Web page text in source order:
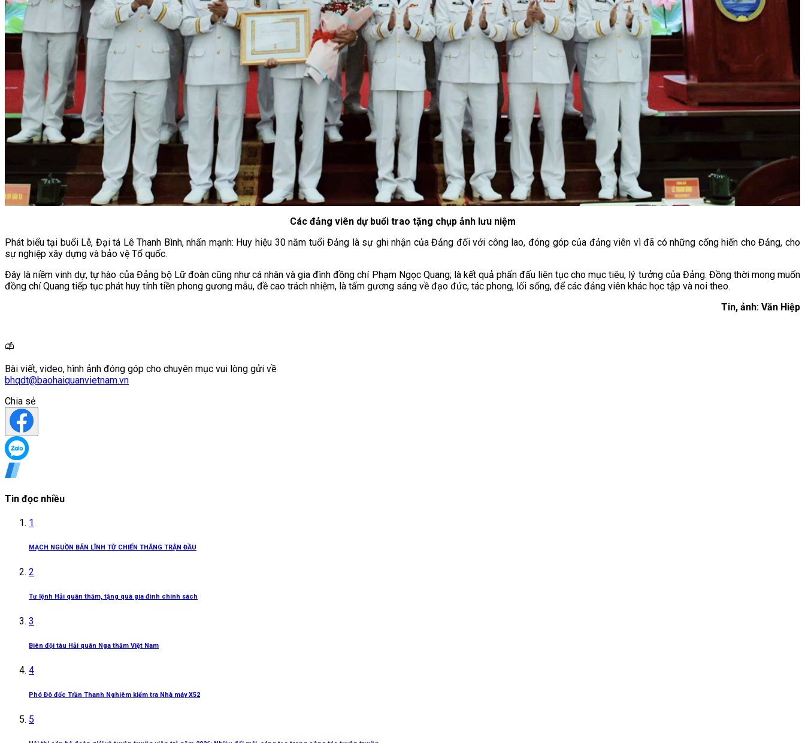
Các đảng viên dự buổi trao tặng chụp ảnh lưu niệm
Phát biểu tại buổi Lễ, Đại tá Lê Thanh Bình, nhấn mạnh: Huy hiệu 30 năm tuổi Đảng là sự ghi nhận của Đảng đối với công lao, đóng góp của đảng viên vì đã có những cống hiến cho Đảng, cho
sự nghiệp xây dựng và bảo vệ Tổ quốc.
Đây là niềm vinh dự, tự hào của Đảng bộ Lữ đoàn cũng như cá nhân và gia đình đồng chí Phạm Ngọc Quang; là kết quả phấn đấu liên tục cho mục tiêu, lý tưởng của Đảng. Đồng thời mong muốn
đồng chí Quang tiếp tục phát huy tính tiền phong gương mẫu, đề cao trách nhiệm, là tấm gương sáng về đạo đức, tác phong, lối sống, để các đảng viên khác học tập và noi theo.
Tin, ảnh: Văn Hiệp
Bài viết, video, hình ảnh đóng góp cho chuyên mục vui lòng gửi về
bhqdt@baohaiquanvietnam.vn
Chia sẻ
Tin đọc nhiều
1
MẠCH NGUỒN BẢN LĨNH TỪ CHIẾN THẮNG TRẬN ĐẦU
2
Tư lệnh Hải quân thăm, tặng quà gia đình chính sách
3
Biên đội tàu Hải quân Nga thăm Việt Nam
4
Phó Đô đốc Trần Thanh Nghiêm kiểm tra Nhà máy X52
5